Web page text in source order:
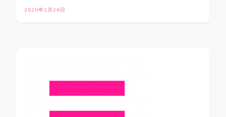
2020年1月26日